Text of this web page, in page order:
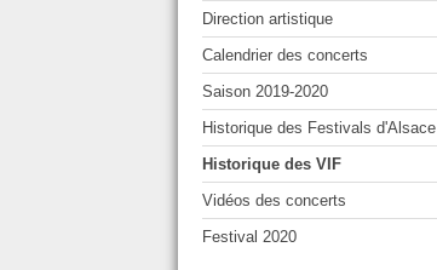
Direction artistique
Calendrier des concerts
Saison 2019-2020
Historique des Festivals d'Alsace
Historique des VIF
Vidéos des concerts
Festival 2020